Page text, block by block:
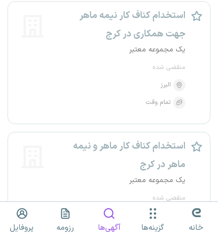
استخدام کناف کار نیمه ماهر
جهت همکاری در کرج
یک مجموعه معتبر
منقضی شده
البرز
تمام وقت
استخدام کناف کار ماهر و نیمه
ماهر در کرج
یک مجموعه معتبر
منقضی شده
تمام وقت
خانه گزینه‌ها آگهی‌ها رزومه پروفایل